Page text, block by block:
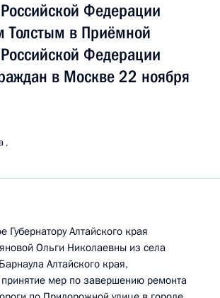
Федерации
Толстым в Приёмной
Федерации
в Москве 22 ноября
Губернатору Алтайского края
Ольги Николаевны из села
Алтайского края,
принятие мер по завершению ремонта